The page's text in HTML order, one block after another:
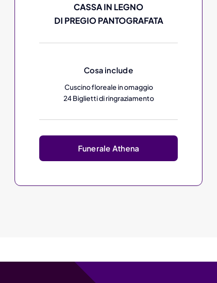
CASSA IN LEGNO
DI PREGIO PANTOGRAFATA
Cosa include
Cuscino floreale in omaggio
24 Biglietti di ringraziamento
Funerale Athena